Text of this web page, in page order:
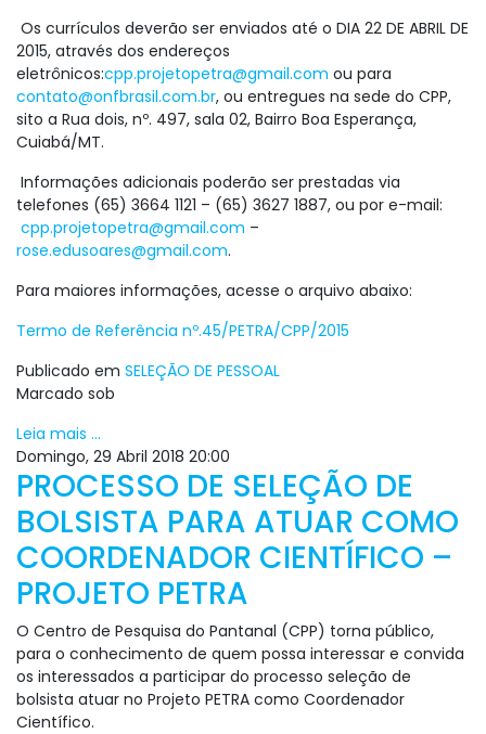
Os currículos deverão ser enviados até o DIA 22 DE ABRIL DE
2015, através dos endereços
eletrônicos:cpp.projetopetra@gmail.com ou para
contato@onfbrasil.com.br, ou entregues na sede do CPP,
sito a Rua dois, nº. 497, sala 02, Bairro Boa Esperança,
Cuiabá/MT.
Informações adicionais poderão ser prestadas via
telefones (65) 3664 1121 – (65) 3627 1887, ou por e-mail:
cpp.projetopetra@gmail.com –
rose.edusoares@gmail.com.
Para maiores informações, acesse o arquivo abaixo:
Termo de Referência nº.45/PETRA/CPP/2015
Publicado em SELEÇÃO DE PESSOAL
Marcado sob
Leia mais ...
Domingo, 29 Abril 2018 20:00
PROCESSO DE SELEÇÃO DE
BOLSISTA PARA ATUAR COMO
COORDENADOR CIENTÍFICO –
PROJETO PETRA
O Centro de Pesquisa do Pantanal (CPP) torna público,
para o conhecimento de quem possa interessar e convida
os interessados a participar do processo seleção de
bolsista atuar no Projeto PETRA como Coordenador
Científico.